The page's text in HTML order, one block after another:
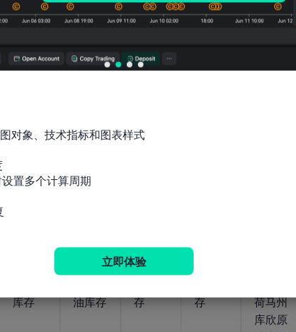
EIA每
周乙醇
112.6 2026-
EIA天
然气隐
亿立
EIA原
油产量
EIA蒸
Seevo
库存
美国当
油库存
美国当
周API
存
存
荷马州
库欣原
对象、技术指标和图表样式
置多个计算周期
立即体验